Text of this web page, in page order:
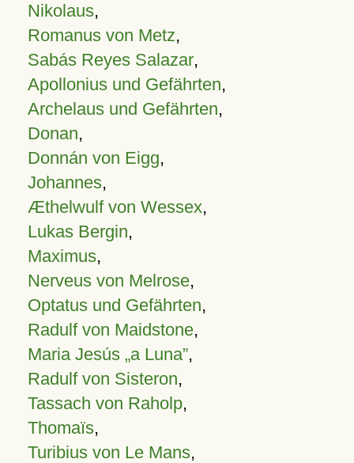
Nikolaus,
Romanus von Metz,
Sabás Reyes Salazar,
Apollonius und Gefährten,
Archelaus und Gefährten,
Donan,
Donnán von Eigg,
Johannes,
Æthelwulf von Wessex,
Lukas Bergin,
Maximus,
Nerveus von Melrose,
Optatus und Gefährten,
Radulf von Maidstone,
Maria Jesús „a Luna”,
Radulf von Sisteron,
Tassach von Raholp,
Thomaïs,
Turibius von Le Mans,